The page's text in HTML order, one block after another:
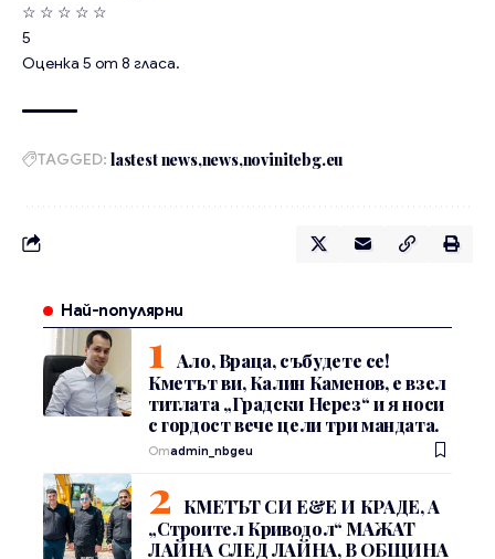
☆ ☆ ☆ ☆ ☆
5
Оценка 5 от 8 гласа.
TAGGED: lastest news news novinitebg.eu
Най-популярни
Ало, Враца, събудете се!
Кметът ви, Калин Каменов, е взел
титлата „Градски Нерез“ и я носи
с гордост вече цели три мандата.
Отadmin_nbgeu
КМЕТЪТ СИ Е&Е И КРАДЕ, А
„Строител Криводол“ МАЖАТ
ЛАЙНА СЛЕД ЛАЙНА, В ОБЩИНА